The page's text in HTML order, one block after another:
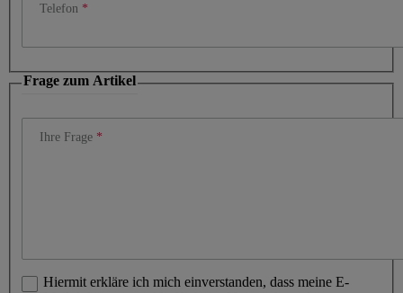
Telefon
Frage zum Artikel
Ihre Frage
Hiermit erkläre ich mich einverstanden, dass meine E-